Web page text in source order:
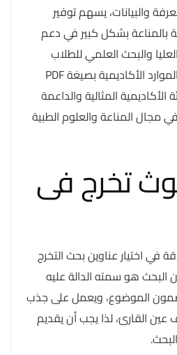
والبيانات، يسهم توفير
بالمناعة بشكل كبير في دعم
والبحث العلمي للطلاب
والباحثين، إن توفير هذه الموارد الأكاديمية بصيغة PDF
الأكاديمية المثالية والداعمة
مجال المناعة والعلوم الطبية
تخرج فى
في اختيار عناوين بحث التخرج
البحث هو سمته الدالة عليه
الموضوع، ويعمل على جذب
عين القارئ، لذا يجب أن يقديم